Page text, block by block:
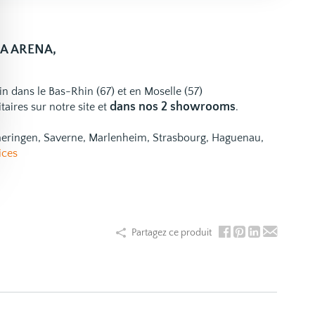
ARENA,
dans le Bas-Rhin (67) et en Moselle (57)
sur notre site et dans nos 2 showrooms.
Saverne, Marlenheim, Strasbourg, Haguenau,
Partagez ce produit